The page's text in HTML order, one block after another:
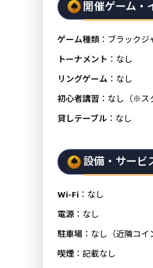
開催ゲーム・
ゲーム種類 ：ブラック
トーナメント ：なし
リングゲーム ：なし
初心者講習 ：なし（※ス
貸しテーブル ：なし
設備・サービ
Wi-Fi ：なし
電源 ：なし
駐車場 ：なし（近隣コイ
喫煙 ：記載なし